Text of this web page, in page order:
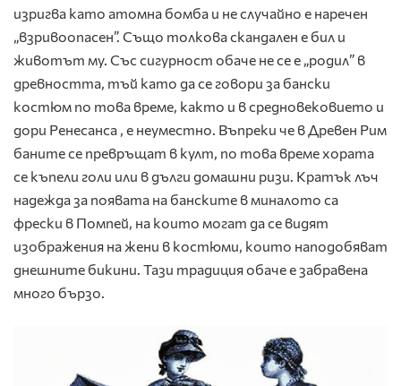
изригва като атомна бомба и не случайно е наречен
„взривоопасен”. Също толкова скандален е бил и
животът му. Със сигурност обаче не се е „родил” в
древността, тъй като да се говори за бански
костюм по това време, както и в средновековието и
дори Ренесанса , е неуместно. Въпреки че в Древен Рим
баните се превръщат в култ, по това време хората
се къпели голи или в дълги домашни ризи. Кратък лъч
надежда за появата на банските в миналото са
фрески в Помпей, на които могат да се видят
изображения на жени в костюми, които наподобяват
днешните бикини. Тази традиция обаче е забравена
много бързо.